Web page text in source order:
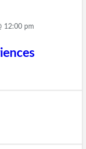
12:00 pm